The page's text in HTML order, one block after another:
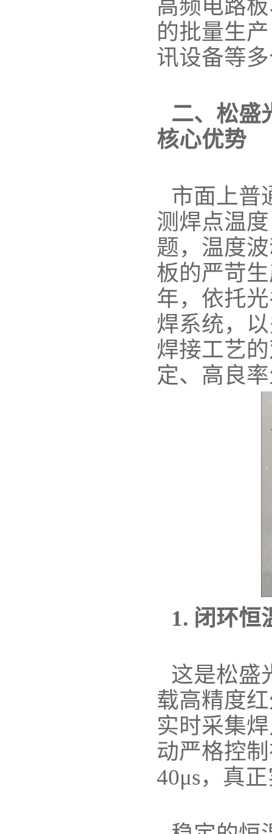
高频电路
的批量生
讯设备等
二、松盛
核心优势
市面上普
测焊点温
题，温度
板的严苛
年，依托
焊系统，
焊接工艺
定、高良
1. 闭环恒
这是松盛
载高精度
实时采集
动严格控
40μs，真